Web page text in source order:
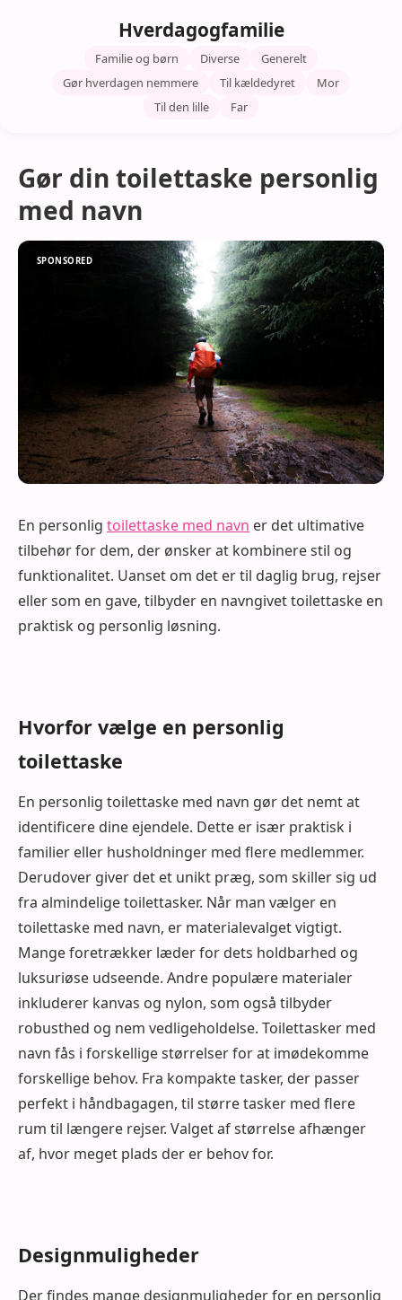
Hverdagogfamilie
Familie og børn Diverse
Generelt
Gør hverdagen nemmere
Til kældedyret
Mor
Til den lille
Far
Gør din toilettaske personlig
med navn
En personlig toilettaske med navn er det ultimative
tilbehør for dem, der ønsker at kombinere stil og
funktionalitet. Uanset om det er til daglig brug, rejser
eller som en gave, tilbyder en navngivet toilettaske en
praktisk og personlig løsning.
Hvorfor vælge en personlig
toilettaske
En personlig toilettaske med navn gør det nemt at
identificere dine ejendele. Dette er især praktisk i
familier eller husholdninger med flere medlemmer.
Derudover giver det et unikt præg, som skiller sig ud
fra almindelige toilettasker. Når man vælger en
toilettaske med navn, er materialevalget vigtigt.
Mange foretrækker læder for dets holdbarhed og
luksuriøse udseende. Andre populære materialer
inkluderer kanvas og nylon, som også tilbyder
robusthed og nem vedligeholdelse. Toilettasker med
navn fås i forskellige størrelser for at imødekomme
forskellige behov. Fra kompakte tasker, der passer
perfekt i håndbagagen, til større tasker med flere
rum til længere rejser. Valget af størrelse afhænger
af, hvor meget plads der er behov for.
Designmuligheder
Der findes mange designmuligheder for en personlig